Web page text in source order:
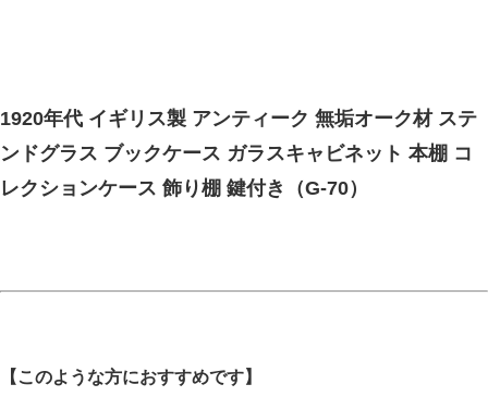
1920年代 イギリス製 アンティーク 無垢オーク材 ステ
ンドグラス ブックケース ガラスキャビネット 本棚 コ
レクションケース 飾り棚 鍵付き（G-70）
【このような方におすすめです】